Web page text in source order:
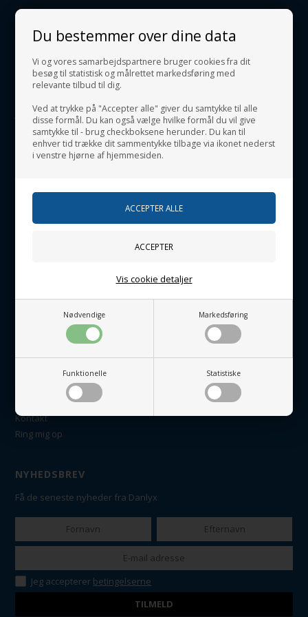
Du bestemmer over dine data
Vi og vores samarbejdspartnere bruger cookies fra dit
besøg til statistisk og målrettet markedsføring med
relevante tilbud til dig.
Ved at trykke på "Accepter alle" giver du samtykke til alle
disse formål. Du kan også vælge hvilke formål du vil give
samtykke til - brug checkboksene herunder. Du kan til
enhver tid trække dit sammentykke tilbage via ikonet nederst
i venstre hjørne af hjemmesiden.
Nødvendige Markedsføring
Funktionelle Statistiske
Vis cookie detaljer
KUNDESERVICE
Livøvej 35
DK-8800 Viborg
Jegstrupvej 4
DK-7800 Skive
danlyx@danlyx.dk
Tlf. 44 44 04 02
Mandag - Torsdag 08.00 - 16.30
Retur, ombytning og reklamationer
Handelsbetingelser
KUNDESERVICE
Kontakt
Ring mig op
NYHEDSBREV
Få de seneste nyheder fra Danlyx
Jeg accepterer betingelserne